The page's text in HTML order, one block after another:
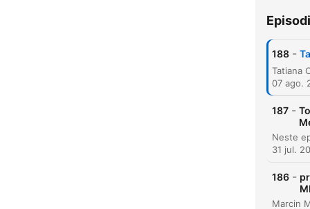
188 -
07 ago.
187 -
31 jul.
186 -